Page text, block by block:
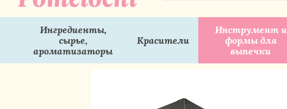
Ингредиенты,
сырье,
ароматизаторы
Красители
Инструмент и
формы для
выпечки